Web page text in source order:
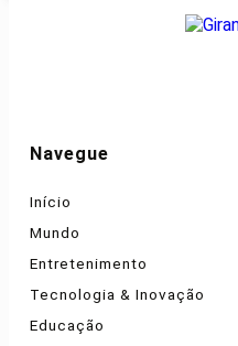
Navegue
Início
Mundo
Entretenimento
Tecnologia & Inovação
Educação